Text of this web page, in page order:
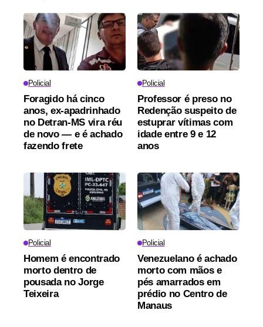
Policial
Foragido há cinco
anos, ex-apadrinhado
no Detran-MS vira réu
de novo — e é achado
fazendo frete
Policial
Professor é preso no
Redenção suspeito de
estuprar vítimas com
idade entre 9 e 12
anos
Policial
Homem é encontrado
morto dentro de
pousada no Jorge
Teixeira
Policial
Venezuelano é achado
morto com mãos e
pés amarrados em
prédio no Centro de
Manaus